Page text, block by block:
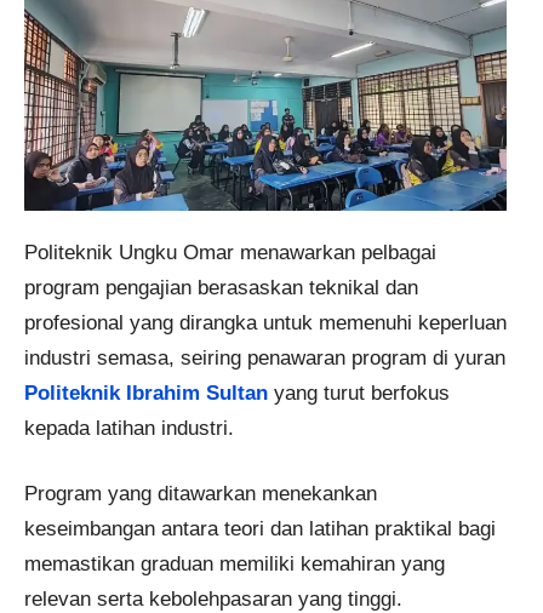
Politeknik Ungku Omar menawarkan pelbagai
program pengajian berasaskan teknikal dan
profesional yang dirangka untuk memenuhi keperluan
industri semasa, seiring penawaran program di yuran
Politeknik Ibrahim Sultan yang turut berfokus
kepada latihan industri.
Program yang ditawarkan menekankan
keseimbangan antara teori dan latihan praktikal bagi
memastikan graduan memiliki kemahiran yang
relevan serta kebolehpasaran yang tinggi.